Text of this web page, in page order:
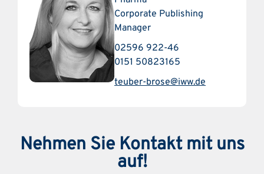
Corporate Publishing
Manager
02596 922-46
0151 50823165
teuber-brose@iww.de
Nehmen Sie Kontakt mit uns
auf!